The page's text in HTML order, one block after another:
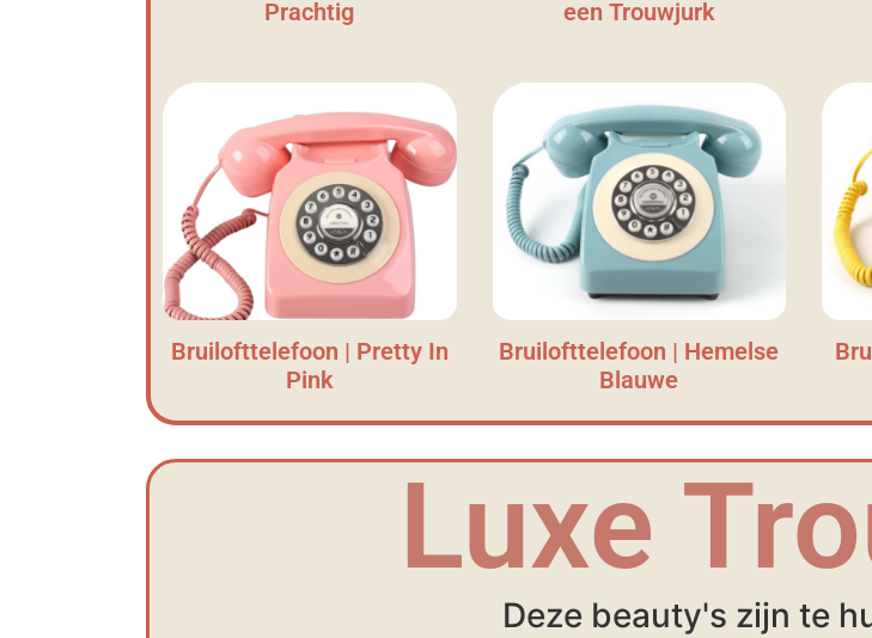
Prachtig
een Trouwjurk
Bruilofttelefoon | Pretty In
Pink
Bruilofttelefoon | Hemelse
Blauwe
Luxe
Deze beauty's zijn te